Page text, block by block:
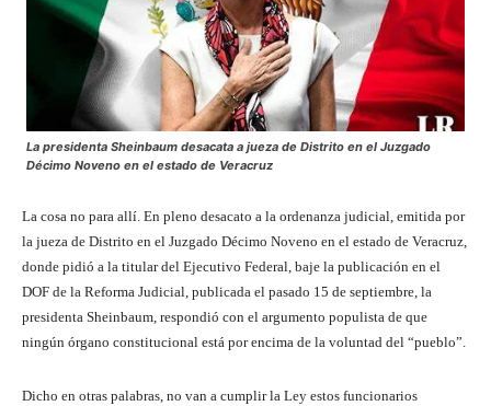
La presidenta Sheinbaum desacata a jueza de Distrito en el Juzgado
Décimo Noveno en el estado de Veracruz
La cosa no para allí. En pleno desacato a la ordenanza judicial, emitida por
la jueza de Distrito en el Juzgado Décimo Noveno en el estado de Veracruz,
donde pidió a la titular del Ejecutivo Federal, baje la publicación en el
DOF de la Reforma Judicial, publicada el pasado 15 de septiembre, la
presidenta Sheinbaum, respondió con el argumento populista de que
ningún órgano constitucional está por encima de la voluntad del “pueblo”.
Dicho en otras palabras, no van a cumplir la Ley estos funcionarios